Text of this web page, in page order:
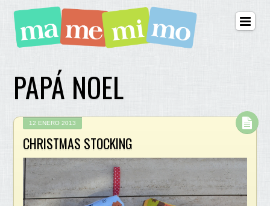
PAPÁ NOEL
12 ENERO 2013
CHRISTMAS STOCKING